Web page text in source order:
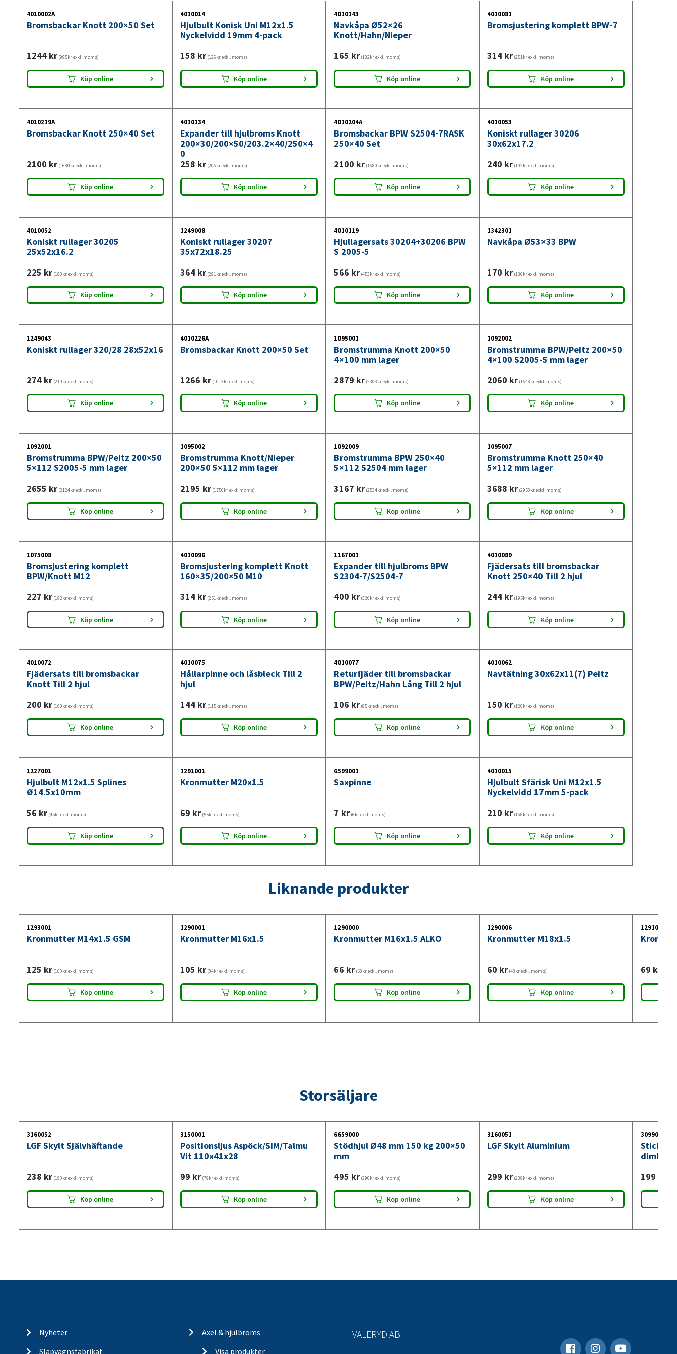
4010002A
Bromsbackar Knott 200×50 Set
1244 kr (995kr exkl. moms)
Köp online
4010014
Hjulbult Konisk Uni M12x1.5
Nyckelvidd 19mm 4-pack
158 kr(126kr exkl. moms)
Köp online
4010143
Navkåpa Ø52×26
Knott/Hahn/Nieper
165 kr(132kr exkl. moms)
Köp online
4010081
Bromsjustering komplett BPW-7
314 kr (251kr exkl. moms)
Köp online
4010219A
Bromsbackar Knott 250×40 Set
2100 kr (1680kr exkl. moms)
Köp online
4010134
Expander till hjulbroms Knott
200×30/200×50/203.2×40/250×4
0
258 kr(206kr exkl. moms)
Köp online
4010204A
Bromsbackar BPW S2504-7RASK
250×40 Set
2100 kr(1680kr exkl. moms)
Köp online
4010053
Koniskt rullager 30206
30x62x17.2
240 kr (192kr exkl. moms)
Köp online
4010052
Koniskt rullager 30205
25x52x16.2
225 kr (180kr exkl. moms)
Köp online
1249008
Koniskt rullager 30207
35x72x18.25
364 kr(291kr exkl. moms)
Köp online
4010119
Hjullagersats 30204+30206 BPW
S 2005-5
566 kr(453kr exkl. moms)
Köp online
1342301
Navkåpa Ø53×33 BPW
170 kr (136kr exkl. moms)
Köp online
1249043
Koniskt rullager 320/28 28x52x16
274 kr (219kr exkl. moms)
Köp online
4010226A
Bromsbackar Knott 200×50 Set
1266 kr(1013kr exkl. moms)
Köp online
1095001
Bromstrumma Knott 200×50
4×100 mm lager
2879 kr(2303kr exkl. moms)
Köp online
1092002
Bromstrumma BPW/Peitz 200×50
4×100 S2005-5 mm lager
2060 kr (1648kr exkl. moms)
Köp online
1092001
Bromstrumma BPW/Peitz 200×50
5×112 S2005-5 mm lager
2655 kr (2124kr exkl. moms)
Köp online
1095002
Bromstrumma Knott/Nieper
200×50 5×112 mm lager
2195 kr(1756kr exkl. moms)
Köp online
1092009
Bromstrumma BPW 250×40
5×112 S2504 mm lager
3167 kr(2534kr exkl. moms)
Köp online
1095007
Bromstrumma Knott 250×40
5×112 mm lager
3688 kr (2950kr exkl. moms)
Köp online
1075008
Bromsjustering komplett
BPW/Knott M12
227 kr (182kr exkl. moms)
Köp online
4010096
Bromsjustering komplett Knott
160×35/200×50 M10
314 kr(251kr exkl. moms)
Köp online
1167001
Expander till hjulbroms BPW
S2304-7/S2504-7
400 kr(320kr exkl. moms)
Köp online
4010089
Fjädersats till bromsbackar
Knott 250×40 Till 2 hjul
244 kr (195kr exkl. moms)
Köp online
4010072
Fjädersats till bromsbackar
Knott Till 2 hjul
200 kr (160kr exkl. moms)
Köp online
4010075
Hållarpinne och låsbleck Till 2
hjul
144 kr(115kr exkl. moms)
Köp online
4010077
Returfjäder till bromsbackar
BPW/Peitz/Hahn Lång Till 2 hjul
106 kr(85kr exkl. moms)
Köp online
4010062
Navtätning 30x62x11(7) Peitz
150 kr (120kr exkl. moms)
Köp online
1227001
Hjulbult M12x1.5 Splines
Ø14.5x10mm
56 kr (45kr exkl. moms)
Köp online
1291001
Kronmutter M20x1.5
69 kr(55kr exkl. moms)
Köp online
6599001
Saxpinne
7 kr(6kr exkl. moms)
Köp online
4010015
Hjulbult Sfärisk Uni M12x1.5
Nyckelvidd 17mm 5-pack
210 kr (168kr exkl. moms)
Köp online
Liknande produkter
1293001
Kronmutter M14x1.5 GSM
125 kr (100kr exkl. moms)
Köp online
1290001
Kronmutter M16x1.5
105 kr(84kr exkl. moms)
Köp online
1290000
Kronmutter M16x1.5 ALKO
66 kr(53kr exkl. moms)
Köp online
1290006
Kronmutter M18x1.5
60 kr (48kr exkl. moms)
Köp online
1291001
69 kr
Storsäljare
3160052
LGF Skylt Självhäftande
238 kr (190kr exkl. moms)
Köp online
3150001
Positionsljus Aspöck/SIM/Talmu
Vit 110x41x28
99 kr(79kr exkl. moms)
Köp online
6659000
Stödhjul Ø48 mm 150 kg 200×50
mm
495 kr(396kr exkl. moms)
Köp online
3160051
LGF Skylt Aluminium
299 kr (239kr exkl. moms)
Köp online
3099018
199
Nyheter
Släpvagnsfabrikat
Axel & hjulbroms
Visa produkter
VALERYD AB